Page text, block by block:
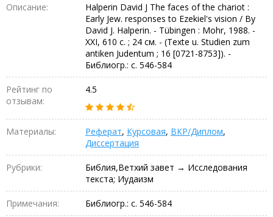
Описание:
Halperin David J The faces of the chariot :
Early Jew. responses to Ezekiel's vision / By
David J. Halperin. - Tübingen : Mohr, 1988. -
XXI, 610 c. ; 24 см. - (Texte u. Studien zum
antiken Judentum ; 16 [0721-8753]). -
Библиогр.: с. 546-584
Рейтинг по
отзывам:
4.5
Материалы: Реферат, Курсовая, ВКР/Диплом,
Диссертация
Рубрики:
Библия,Ветхий завет → Исследования
текста; Иудаизм
Примечания: Библиогр.: с. 546-584